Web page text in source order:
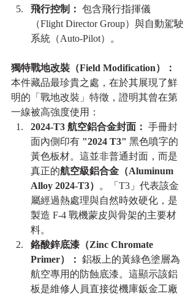
飛行控制： 包含飛行指揮儀
（Flight Director Group）與自動駕駛
系統（Auto-Pilot）。
獨特戰地改裝（Field Modification）：
本件藏品最珍貴之處，在於其展現了鮮
明的「戰地改裝」特徵，證明其曾在第
一線被高強度使用：
2024-T3 航空鋁合金封面： 手冊封
面內側印有 "2024 T3" 黑色噴字的
黃色板材。這並非普通封面，而是
真正的航空級鋁合金（Aluminum
Alloy 2024-T3）
。「T3」代表該金
屬經過熱處理與自然時效硬化，是
製造 F-4 戰機蒙皮與骨架的主要材
料。
鉻酸鋅底漆（Zinc Chromate
Primer）： 鋁板上的黃綠色塗層為
航空專用的防蝕底漆。這顯示該鋁
板是維修人員直接從機庫鈑金工廠